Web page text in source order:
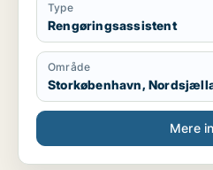
• Udviser høj pålidelighed,
selvstændighed og sans for
• Sikrer kundetilfredshed
og professionel service.
KOMPETENCER
• Patientpleje & klinisk støtte
• Barselspleje & højrisiko-
• Respiratorisk & akut
• Medicinadministration
Type
Rengøringsassistent
Område
Storkøbenhavn,
Mere